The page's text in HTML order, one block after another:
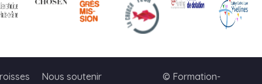
Nous soutenir © Formation-